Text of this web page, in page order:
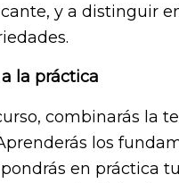
y a distinguir
la práctica
combinarás la
los
en práctica